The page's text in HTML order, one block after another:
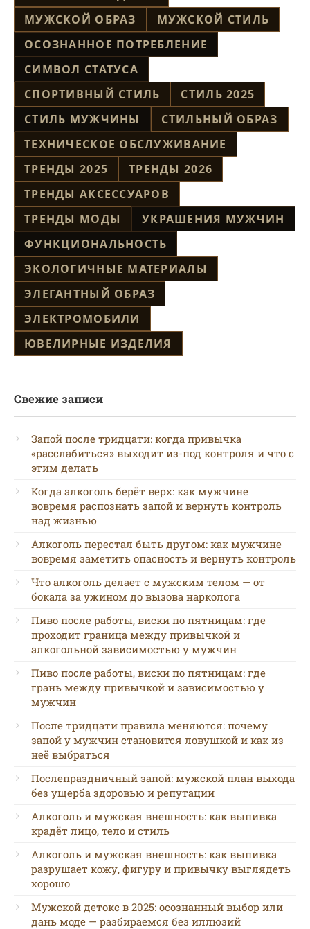
МУЖСКОЙ ОБРАЗ
МУЖСКОЙ СТИЛЬ
ОСОЗНАННОЕ ПОТРЕБЛЕНИЕ
СИМВОЛ СТАТУСА
СПОРТИВНЫЙ СТИЛЬ
СТИЛЬ 2025
СТИЛЬ МУЖЧИНЫ
СТИЛЬНЫЙ ОБРАЗ
ТЕХНИЧЕСКОЕ ОБСЛУЖИВАНИЕ
ТРЕНДЫ 2025
ТРЕНДЫ 2026
ТРЕНДЫ АКСЕССУАРОВ
ТРЕНДЫ МОДЫ
УКРАШЕНИЯ МУЖЧИН
ФУНКЦИОНАЛЬНОСТЬ
ЭКОЛОГИЧНЫЕ МАТЕРИАЛЫ
ЭЛЕГАНТНЫЙ ОБРАЗ
ЭЛЕКТРОМОБИЛИ
ЮВЕЛИРНЫЕ ИЗДЕЛИЯ
Свежие записи
Запой после тридцати: когда привычка
«расслабиться» выходит из-под контроля и что с
этим делать
Когда алкоголь берёт верх: как мужчине
вовремя распознать запой и вернуть контроль
над жизнью
Алкоголь перестал быть другом: как мужчине
вовремя заметить опасность и вернуть контроль
Что алкоголь делает с мужским телом — от
бокала за ужином до вызова нарколога
Пиво после работы, виски по пятницам: где
проходит граница между привычкой и
алкогольной зависимостью у мужчин
Пиво после работы, виски по пятницам: где
грань между привычкой и зависимостью у
мужчин
После тридцати правила меняются: почему
запой у мужчин становится ловушкой и как из
неё выбраться
Послепраздничный запой: мужской план выхода
без ущерба здоровью и репутации
Алкоголь и мужская внешность: как выпивка
крадёт лицо, тело и стиль
Алкоголь и мужская внешность: как выпивка
разрушает кожу, фигуру и привычку выглядеть
хорошо
Мужской детокс в 2025: осознанный выбор или
дань моде — разбираемся без иллюзий